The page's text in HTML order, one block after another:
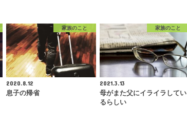
家族のこと
2020.8.12
息子の帰省
家族のこと
2021.3.13
母がまた父にイライラしてい
るらしい